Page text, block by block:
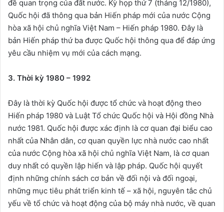
đề quan trọng của đất nước. Kỳ họp thứ 7 (tháng 12/1980),
Quốc hội đã thông qua bản Hiến pháp mới của nước Cộng
hòa xã hội chủ nghĩa Việt Nam – Hiến pháp 1980. Đây là
bản Hiến pháp thứ ba được Quốc hội thông qua để đáp ứng
yêu cầu nhiệm vụ mới của cách mạng.
3. Thời kỳ 1980 – 1992
Đây là thời kỳ Quốc hội được tổ chức và hoạt động theo
Hiến pháp 1980 và Luật Tổ chức Quốc hội và Hội đồng Nhà
nước 1981. Quốc hội được xác định là cơ quan đại biểu cao
nhất của Nhân dân, cơ quan quyền lực nhà nước cao nhất
của nước Cộng hòa xã hội chủ nghĩa Việt Nam, là cơ quan
duy nhất có quyền lập hiến và lập pháp. Quốc hội quyết
định những chính sách cơ bản về đối nội và đối ngoại,
những mục tiêu phát triển kinh tế – xã hội, nguyên tắc chủ
yếu về tổ chức và hoạt động của bộ máy nhà nước, về quan